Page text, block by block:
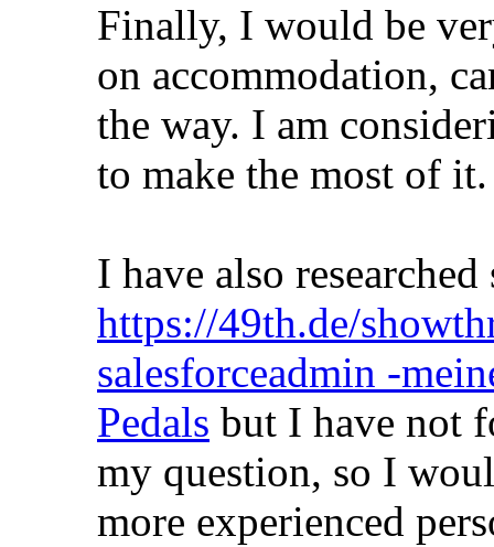
Finally, I would be
on accommodation,
the way. I am
to make the most of it.
I have also
https://49th.de/
salesforceadmin -
Pedals but I have not
my question, so I
more experienced